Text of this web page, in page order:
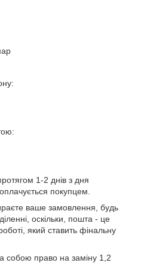
1-2 днів з дня
покупцем.
ваше замовлення, будь
оскільки, пошта - це
який ставить фінальну
собою право на заміну 1,2